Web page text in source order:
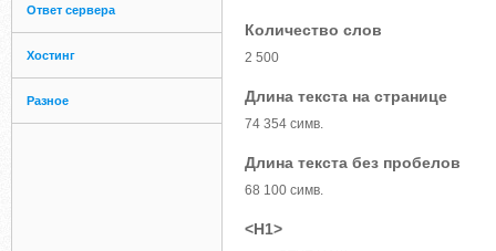
Ответ сервера
Хостинг
Разное
Количество слов
2 500
Длина текста на странице
74 354 симв.
Длина текста без пробелов
68 100 симв.
<H1>